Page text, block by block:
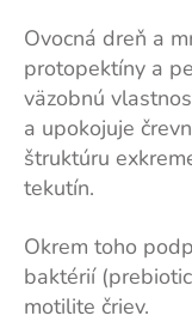
Ovocná dreň a
protopektíny a
väzobnú
a upokojuje
štruktúru
tekutín.
Okrem toho
baktérií
motilite čriev.